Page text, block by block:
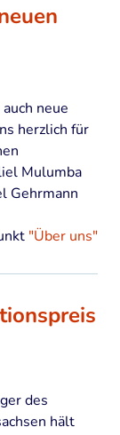
neue
herzlich für
Mulumba
Gehrmann
"Über uns"
des
hält